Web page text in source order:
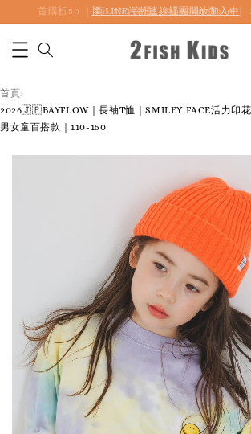
首購折50 ｜ 滿1,500 免運 ｜ 滿2,900 折140 ｜
首頁›
2026🇯🇵BAYFLOW｜長袖T恤｜SMILEY FACE活力印花
男女童百搭款｜110-150